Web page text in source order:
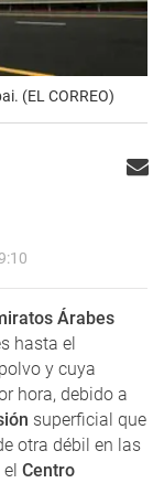
(EL CORREO)
Árabes
hasta el
y cuya
hora, debido a
superficial que
otra débil en las
Centro